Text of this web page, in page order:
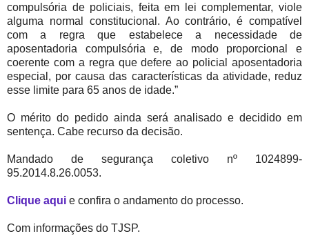
compulsória de policiais, feita em lei complementar, viole
alguma normal constitucional. Ao contrário, é compatível
com a regra que estabelece a necessidade de
aposentadoria compulsória e, de modo proporcional e
coerente com a regra que defere ao policial aposentadoria
especial, por causa das características da atividade, reduz
esse limite para 65 anos de idade.”
O mérito do pedido ainda será analisado e decidido em
sentença. Cabe recurso da decisão.
Mandado de segurança coletivo nº 1024899-
95.2014.8.26.0053.
Clique aqui e confira o andamento do processo.
Com informações do TJSP.